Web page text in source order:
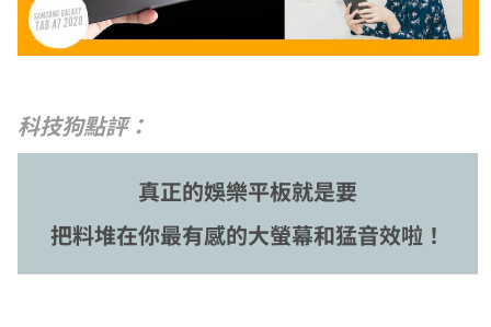
科技狗點評：
真正的娛樂平板就是要
把料堆在你最有感的大螢幕和猛音效啦！